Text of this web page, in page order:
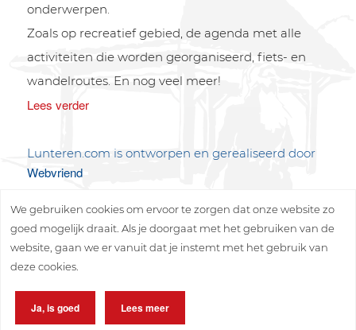
onderwerpen.
Zoals op recreatief gebied, de agenda met alle
activiteiten die worden georganiseerd, fiets- en
wandelroutes. En nog veel meer!
Lees verder
Lunteren.com is ontworpen en gerealiseerd door
Webvriend
We gebruiken cookies om ervoor te zorgen dat onze website zo
goed mogelijk draait. Als je doorgaat met het gebruiken van de
website, gaan we er vanuit dat je instemt met het gebruik van
deze cookies.
Ja, is goed Lees meer